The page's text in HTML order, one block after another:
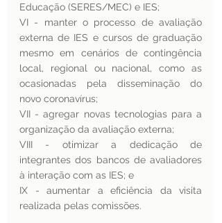
Educação (SERES/MEC) e IES;
VI - manter o processo de avaliação
externa de IES e cursos de graduação
mesmo em cenários de contingência
local, regional ou nacional, como as
ocasionadas pela disseminação do
novo coronavírus;
VII - agregar novas tecnologias para a
organização da avaliação externa;
VIII - otimizar a dedicação de
integrantes dos bancos de avaliadores
à interação com as IES; e
IX - aumentar a eficiência da visita
realizada pelas comissões.